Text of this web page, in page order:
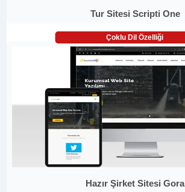
Tur Sitesi Scripti One
Çoklu Dil Özelliği
Hazır Şirket Sitesi Gora